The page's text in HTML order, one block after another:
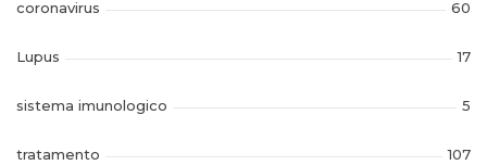
coronavirus 60
Lupus 17
sistema imunologico 5
tratamento 107